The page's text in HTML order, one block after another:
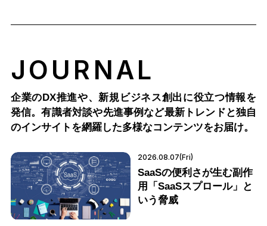
JOURNAL
企業のDX推進や、新規ビジネス創出に役立つ情報を
発信。有識者対談や先進事例など最新トレンドと独自
のインサイトを網羅した多様なコンテンツをお届け。
2026.08.07(Fri)
SaaSの便利さが生む副作
用「SaaSスプロール」と
いう脅威